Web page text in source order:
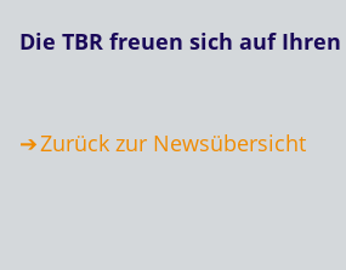
Die TBR freuen sich auf Ihren
Zurück zur Newsübersicht